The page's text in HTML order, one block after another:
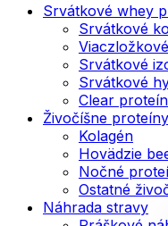
Srvátkové whey
Srvátkové
Srvátkové
Srvátkové
Clear
Živočíšne proteíny
Kolagén
Hovädzie
Nočné
Ostatné
Náhrada stravy